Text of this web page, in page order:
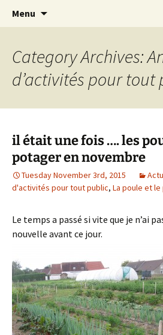
la Croisée des
apprendre, vivre, se révéler
Menu
Category Archives:
d’activités pour tout
il était une fois …. les
potager en novembre
Tuesday November 3rd, 2015
d'activités pour tout public, La poule et
Le temps a passé si vite que je n’ai
nouvelle avant ce jour.